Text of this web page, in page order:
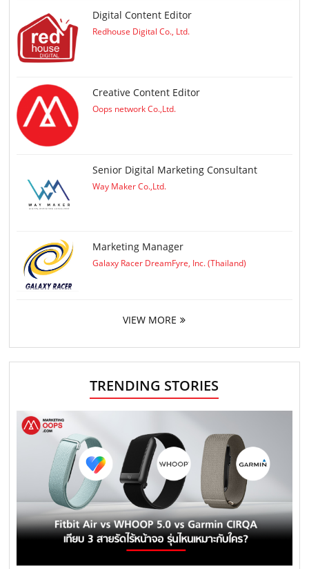
Digital Content Editor
Redhouse Digital Co., Ltd.
Creative Content Editor
Oops network Co.,Ltd.
Senior Digital Marketing Consultant
Way Maker Co.,Ltd.
Marketing Manager
Galaxy Racer DreamFyre, Inc. (Thailand)
VIEW MORE
TRENDING STORIES